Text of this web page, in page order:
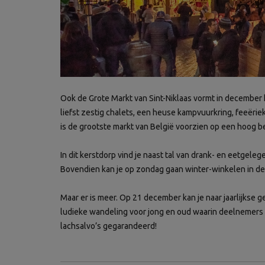
Ook de Grote Markt van Sint-Niklaas vormt in
liefst zestig chalets, een heuse kampvuurkring,
is de grootste markt van België voorzien op een hoog
In dit kerstdorp vind je naast tal van drank- en
Bovendien kan je op zondag gaan winter-winkelen in
Maar er is meer. Op 21 december kan je naar jaarlijkse
ludieke wandeling voor jong en oud waarin
lachsalvo’s gegarandeerd!